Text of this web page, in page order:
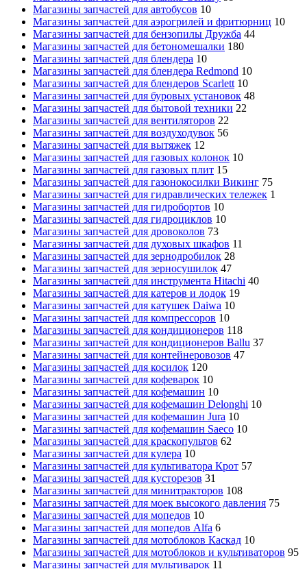
Магазины запчастей для автобусов 10
Магазины запчастей для аэрогрилей и фритюрниц 10
Магазины запчастей для бензопилы Дружба 44
Магазины запчастей для бетономешалки 180
Магазины запчастей для блендера 10
Магазины запчастей для блендера Redmond 10
Магазины запчастей для блендеров Scarlett 10
Магазины запчастей для буровых установок 48
Магазины запчастей для бытовой техники 22
Магазины запчастей для вентиляторов 22
Магазины запчастей для воздуходувок 56
Магазины запчастей для вытяжек 12
Магазины запчастей для газовых колонок 10
Магазины запчастей для газовых плит 15
Магазины запчастей для газонокосилки Викинг 75
Магазины запчастей для гидравлических тележек 1
Магазины запчастей для гидробортов 10
Магазины запчастей для гидроциклов 10
Магазины запчастей для дровоколов 73
Магазины запчастей для духовых шкафов 11
Магазины запчастей для зернодробилок 28
Магазины запчастей для зерносушилок 47
Магазины запчастей для инструмента Hitachi 40
Магазины запчастей для катеров и лодок 19
Магазины запчастей для катушек Daiwa 10
Магазины запчастей для компрессоров 10
Магазины запчастей для кондиционеров 118
Магазины запчастей для кондиционеров Ballu 37
Магазины запчастей для контейнеровозов 47
Магазины запчастей для косилок 120
Магазины запчастей для кофеварок 10
Магазины запчастей для кофемашин 10
Магазины запчастей для кофемашин Delonghi 10
Магазины запчастей для кофемашин Jura 10
Магазины запчастей для кофемашин Saeco 10
Магазины запчастей для краскопультов 62
Магазины запчастей для кулера 10
Магазины запчастей для культиватора Крот 57
Магазины запчастей для кусторезов 31
Магазины запчастей для минитракторов 108
Магазины запчастей для моек высокого давления 75
Магазины запчастей для мопедов 10
Магазины запчастей для мопедов Alfa 6
Магазины запчастей для мотоблоков Каскад 10
Магазины запчастей для мотоблоков и культиваторов 95
Магазины запчастей для мультиварок 11